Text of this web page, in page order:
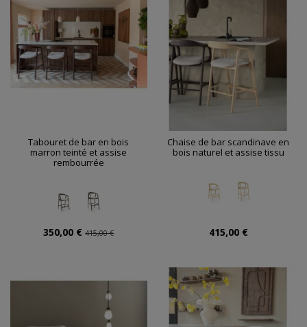
Tabouret de bar en bois
marron teinté et assise
rembourrée
350,00 €415,00 €
Chaise de bar scandinave en
bois naturel et assise tissu
415,00 €